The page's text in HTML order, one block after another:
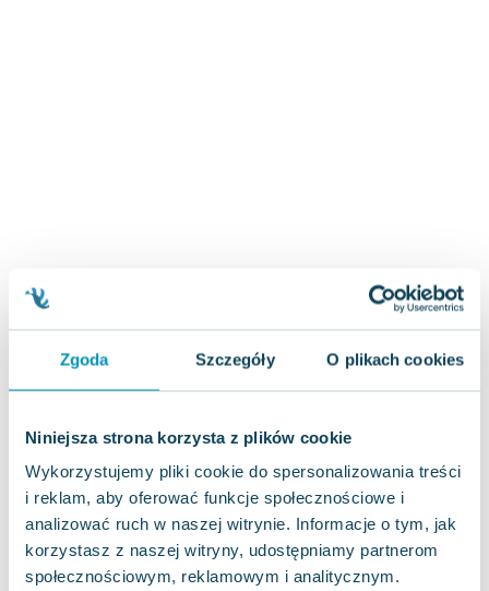
Zgoda Szczegóły O plikach cookies
Niniejsza strona korzysta z plików cookie
Wykorzystujemy pliki cookie do spersonalizowania treści
i reklam, aby oferować funkcje społecznościowe i
analizować ruch w naszej witrynie. Informacje o tym, jak
korzystasz z naszej witryny, udostępniamy partnerom
społecznościowym, reklamowym i analitycznym.
Joanna Racewicz
Janina Zającówna
Nela Mała Reporterka
Agnieszka Maciąg
Barbara Wrzesińska
Terry Pratchett
Virginia Woolf
Lorraine Warren